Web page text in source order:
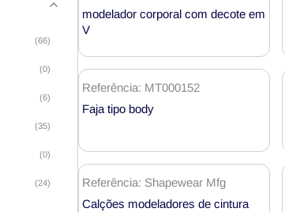
(66)
(0)
(6)
(35)
(0)
(24)
modelagem
modelador corporal com decote em
V
Referência: MT000152
Faja tipo body
Referência: Shapewear Mfg
Calções modeladores de cintura